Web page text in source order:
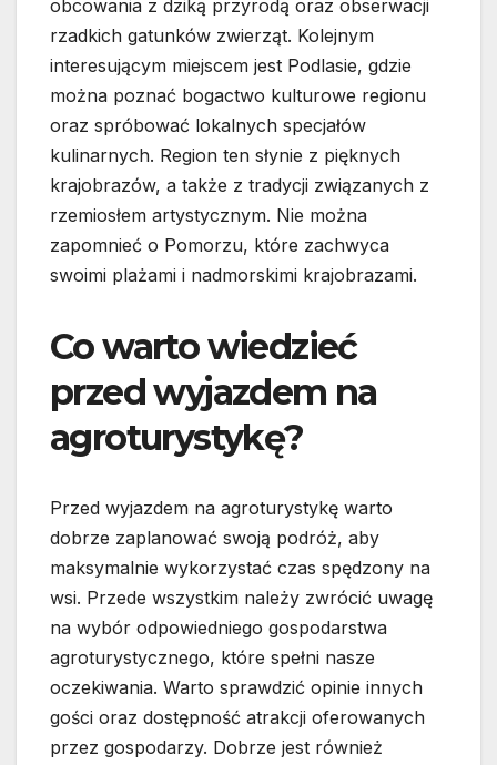
obcowania z dziką przyrodą oraz obserwacji
rzadkich gatunków zwierząt. Kolejnym
interesującym miejscem jest Podlasie, gdzie
można poznać bogactwo kulturowe regionu
oraz spróbować lokalnych specjałów
kulinarnych. Region ten słynie z pięknych
krajobrazów, a także z tradycji związanych z
rzemiosłem artystycznym. Nie można
zapomnieć o Pomorzu, które zachwyca
swoimi plażami i nadmorskimi krajobrazami.
Co warto wiedzieć
przed wyjazdem na
agroturystykę?
Przed wyjazdem na agroturystykę warto
dobrze zaplanować swoją podróż, aby
maksymalnie wykorzystać czas spędzony na
wsi. Przede wszystkim należy zwrócić uwagę
na wybór odpowiedniego gospodarstwa
agroturystycznego, które spełni nasze
oczekiwania. Warto sprawdzić opinie innych
gości oraz dostępność atrakcji oferowanych
przez gospodarzy. Dobrze jest również